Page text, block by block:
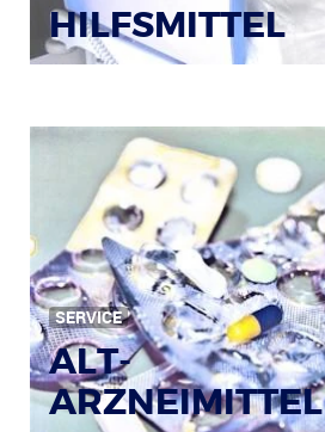
HILFSMITTEL
Bild: © Rainer Sturm / pixelio.de
SERVICE
ALT-
ARZNEIMITTEL